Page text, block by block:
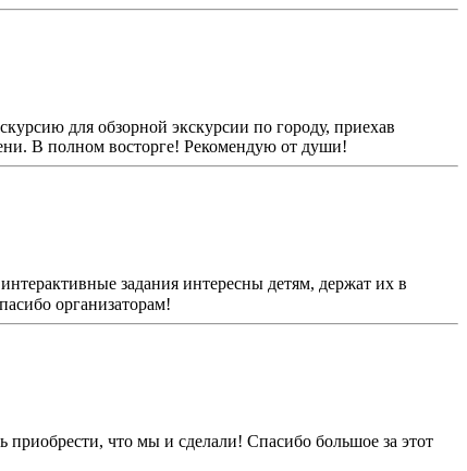
для обзорной экскурсии по городу, приехав
В полном восторге! Рекомендую от души!
задания интересны детям, держат их в
организаторам!
что мы и сделали! Спасибо большое за этот